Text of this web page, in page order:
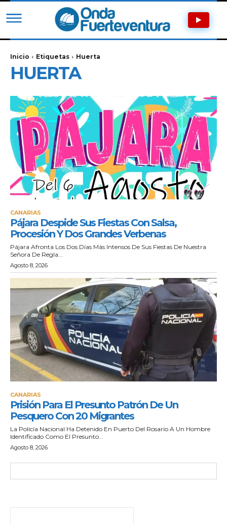
Inicio Etiquetas Huerta
HUERTA
CANARIAS
Pájara Despide Sus Fiestas Con Salsa,
Procesión Y Dos Grandes Verbenas
Pájara Afronta Los Dos Días Más Intensos De Sus Fiestas De Nuestra
Señora De Regla...
Agosto 8, 2026
CANARIAS
Prisión Para El Presunto Patrón De Un
Pesquero Con 20 Migrantes
La Policía Nacional Ha Detenido En Puerto Del Rosario A Un Hombre
Identificado Como El Presunto...
Agosto 8, 2026